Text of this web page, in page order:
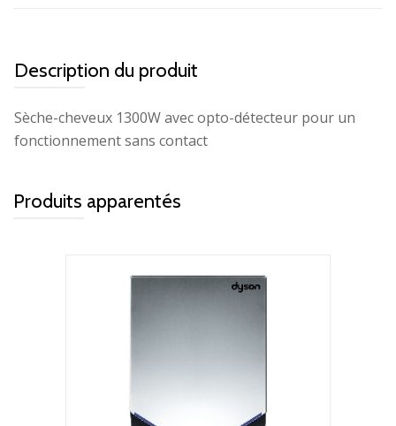
Description du produit
Sèche-cheveux 1300W avec opto-détecteur pour un
fonctionnement sans contact
Produits apparentés